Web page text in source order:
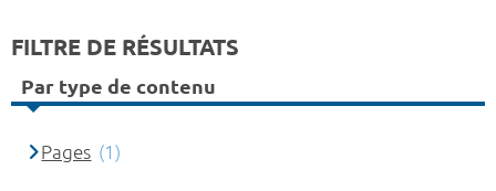
FILTRE DE RÉSULTATS
Par type de contenu
Pages (1)